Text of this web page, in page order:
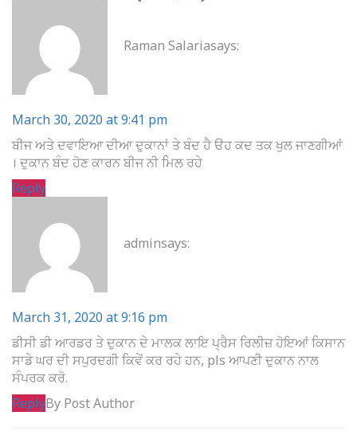
Raman Salariasays:
March 30, 2020 at 9:41 pm
ਬੀਜ ਅਤੇ ਦਵਾਇਆ ਦੀਆ ਦੁਕਾਨਾਂ ਤੇ ਬੰਦ ਹੈ ੳਹ ਕਦ ਤਕ ਖੁਲ ਜਾਣਗੀਆਂ
। ਦੁਕਾਨ ਬੰਦ ਹੋਣ ਕਾਰਨ ਬੀਜ ਨੀ ਮਿਲ ਰਹੇ
Reply
adminsays:
March 31, 2020 at 9:16 pm
ਡੀਸੀ ਡੀ ਆਰਡਰ ਤੇ ਦੁਕਾਨ ਦੇ ਮਾਲਕ ਲਾਇ ਪ੍ਰੈਸ ਰਿਲੀਜ਼ ਹੋਇਆਂ ਕਿਸਾਨ
ਸਾਡੇ ਘਰ ਦੀ ਸਪੁਰਦਗੀ ਕਿਵੇਂ ਕਰ ਰਹੇ ਹਨ, pls ਆਪਣੀ ਦੁਕਾਨ ਨਾਲ
ਸੰਪਰਕ ਕਰੋ.
ReplyBy Post Author